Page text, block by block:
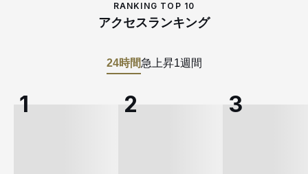
RANKING TOP 10
アクセスランキング
24時間急上昇1週間